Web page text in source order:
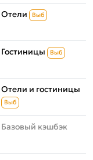
Отели Выб
Гостиницы Выб
Отели и гостиницы
Выб
Базовый кэшбэк